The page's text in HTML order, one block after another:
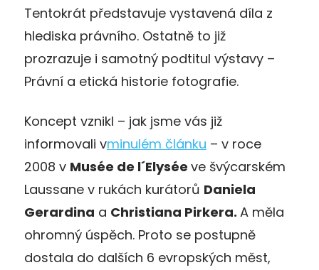
Tentokrát představuje vystavená díla z
hlediska právního. Ostatně to již
prozrazuje i samotný podtitul výstavy –
Právní a etická historie fotografie.
Koncept vznikl – jak jsme vás již
informovali vminulém článku – v roce
2008 v Musée de l´Elysée ve švýcarském
Laussane v rukách kurátorů Daniela
Gerardina a Christiana Pirkera. A měla
ohromný úspěch. Proto se postupně
dostala do dalších 6 evropských měst,